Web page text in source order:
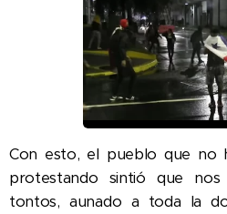
Con esto, el pueblo que no
protestando sintió que nos
tontos, aunado a toda la